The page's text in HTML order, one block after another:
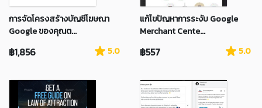
การจัดโครงสร้างบัญชีโฆษณา
Google ของคุณต...
฿1,856 5.0
แก้ไขปัญหาการระงับ Google
Merchant Cente...
฿557 5.0